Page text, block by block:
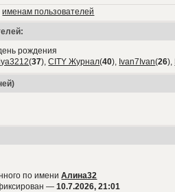
именам пользователей
рождения
(37),CITY Журнал(40), Ivan7Ivan(26),
по имениАлина32
—10.7.2026, 21:01